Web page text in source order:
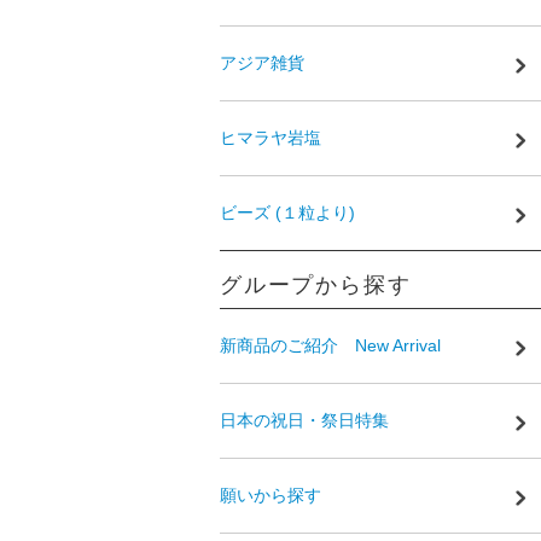
アジア雑貨
ヒマラヤ岩塩
ビーズ (１粒より)
グループから探す
新商品のご紹介 New Arrival
日本の祝日・祭日特集
願いから探す